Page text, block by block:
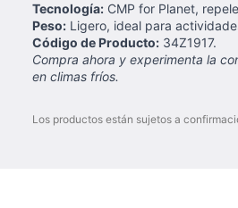
Tecnología: CMP for Planet,
Peso: Ligero, ideal para
Código de Producto: 34Z1917.
Compra ahora y experimenta la
en climas fríos.
Los productos están sujetos a